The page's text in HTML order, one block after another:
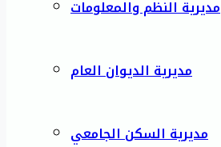
مديرية النظم والمعلومات
مديرية الديوان العام
مديرية السكن الجامعي